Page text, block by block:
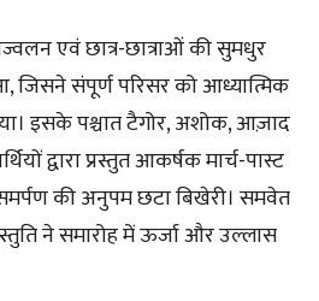
एवं छात्र-छात्राओं की सुमधुर
जिसने संपूर्ण परिसर को आध्यात्मिक
इसके पश्चात टैगोर, अशोक, आज़ाद
द्वारा प्रस्तुत आकर्षक मार्च-पास्ट
की अनुपम छटा बिखेरी। समवेत
ने समारोह में ऊर्जा और उल्लास